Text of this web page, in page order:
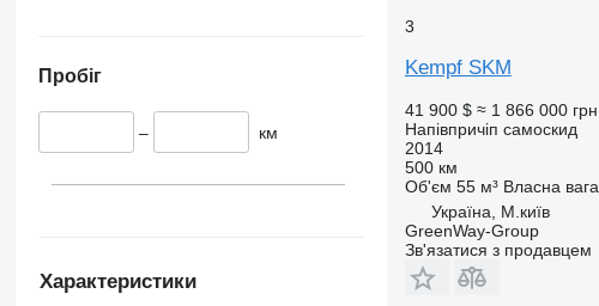
Пробіг
– км
Характеристики
3
Kempf SKM
41 900 $ ≈ 1 866 000 грн
Напівпричіп самоскид
2014
500 км
Об'єм 55 м³ Власна вага
Україна, М.київ
GreenWay-Group
Зв'язатися з продавцем